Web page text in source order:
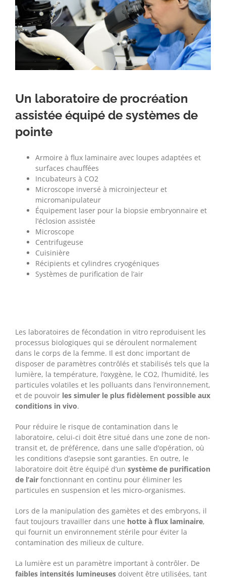
Un laboratoire de procréation
assistée équipé de systèmes de
pointe
Armoire à flux laminaire avec loupes adaptées et
surfaces chauffées
Incubateurs à CO2
Microscope inversé à microinjecteur et
micromanipulateur
Équipement laser pour la biopsie embryonnaire et
l’éclosion assistée
Microscope
Centrifugeuse
Cuisinière
Récipients et cylindres cryogéniques
Systèmes de purification de l’air
Les laboratoires de fécondation in vitro reproduisent les
processus biologiques qui se déroulent normalement
dans le corps de la femme. Il est donc important de
disposer de paramètres contrôlés et stabilisés tels que la
lumière, la température, l’oxygène, le CO2, l’humidité, les
particules volatiles et les polluants dans l’environnement,
et de pouvoir les simuler le plus fidèlement possible aux
conditions in vivo.
Pour réduire le risque de contamination dans le
laboratoire, celui-ci doit être situé dans une zone de non-
transit et, de préférence, dans une salle d’opération, où
les conditions d’asepsie sont garanties. En outre, le
laboratoire doit être équipé d’un système de purification
de l’air fonctionnant en continu pour éliminer les
particules en suspension et les micro-organismes.
Lors de la manipulation des gamètes et des embryons, il
faut toujours travailler dans une hotte à flux laminaire,
qui fournit un environnement stérile pour éviter la
contamination des milieux de culture.
La lumière est un paramètre important à contrôler. De
faibles intensités lumineuses doivent être utilisées, tant